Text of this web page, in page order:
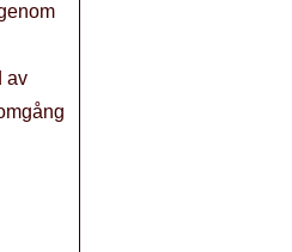
av